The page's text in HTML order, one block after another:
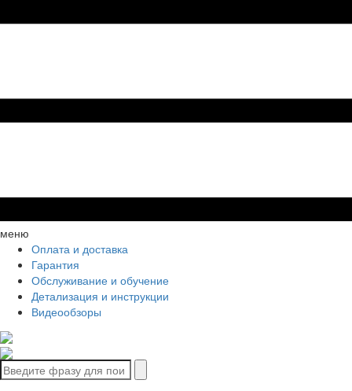
меню
Оплата и доставка
Гарантия
Обслуживание и обучение
Детализация и инструкции
Видеообзоры